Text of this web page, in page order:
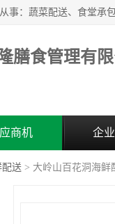
膳食管理有
商机 企
配送 > 大岭山百花洞海鲜